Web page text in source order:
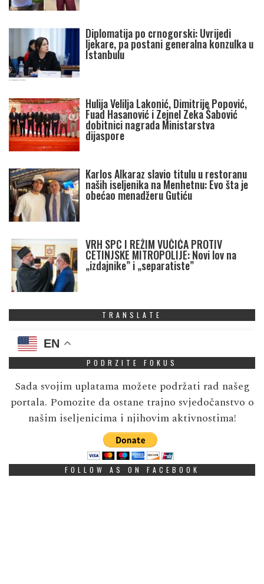
Diplomatija po crnogorski: Uvrijedi
ljekare, pa postani generalna konzulka u
Istanbulu
Hulija Velilja Lakonić, Dimitrije Popović,
Fuad Hasanović i Zejnel Zeka Šabović
dobitnici nagrada Ministarstva
dijaspore
Karlos Alkaraz slavio titulu u restoranu
naših iseljenika na Menhetnu: Evo šta je
obećao menadžeru Gutiću
VRH SPC I REŽIM VUČIĆA PROTIV
CETINJSKE MITROPOLIJE: Novi lov na
„izdajnike” i „separatiste”
TRANSLATE
EN
PODRZITE FOKUS
Sada svojim uplatama možete podržati rad našeg
portala. Pomozite da ostane trajno svjedočanstvo o
našim iseljenicima i njihovim aktivnostima!
FOLLOW AS ON FACEBOOK